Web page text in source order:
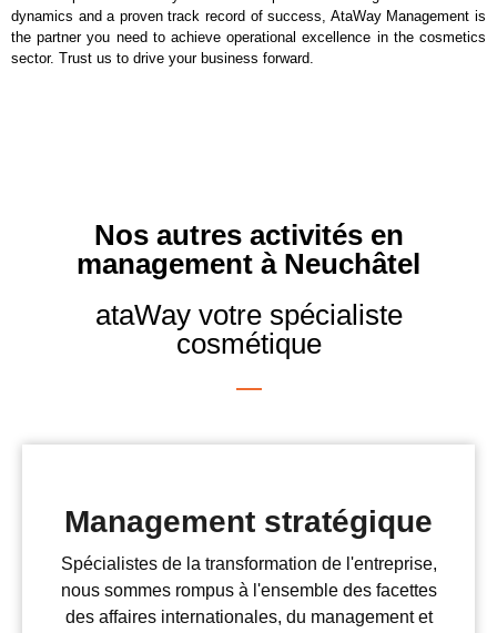
dynamics and a proven track record of success, AtaWay Management is
the partner you need to achieve operational excellence in the cosmetics
sector. Trust us to drive your business forward.
Nos autres activités en
management à Neuchâtel
ataWay votre spécialiste
cosmétique
Management stratégique
Spécialistes de la transformation de l'entreprise,
nous sommes rompus à l'ensemble des facettes
des affaires internationales, du management et